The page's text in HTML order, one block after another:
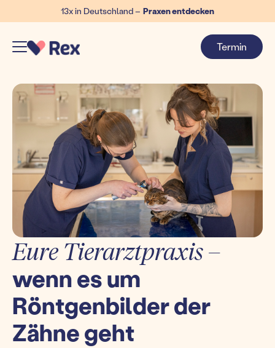
13x in Deutschland – Praxen entdecken
Termin
Eure Tierarztpraxis –
wenn es um
Röntgenbilder der
Zähne geht